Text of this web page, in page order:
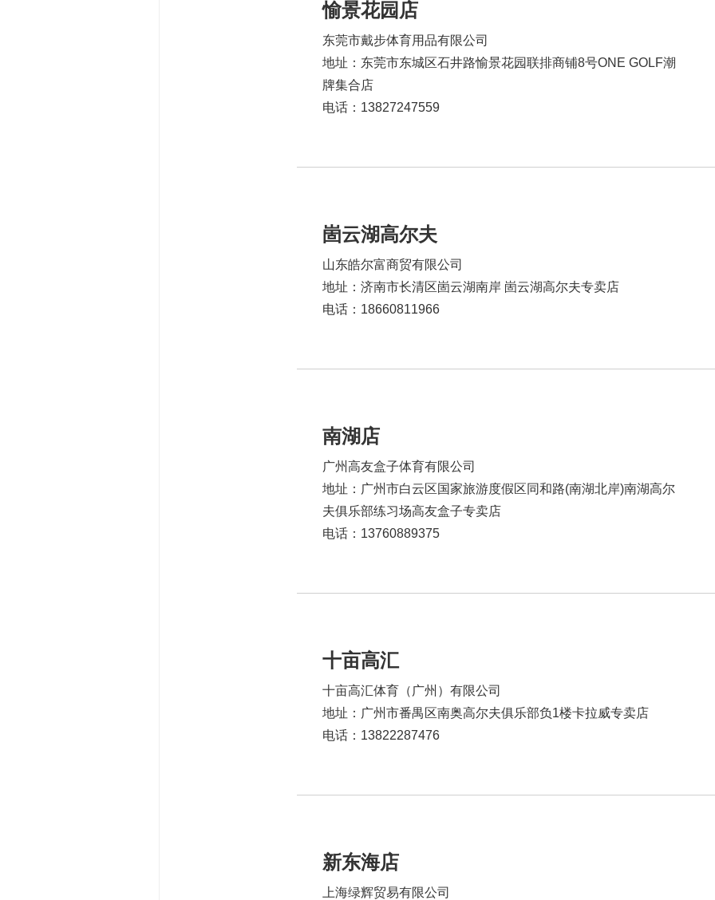
愉景花园店
东莞市戴步体育用品有限公司
地址：东莞市东城区石井路愉景花园联排商铺8号ONE GOLF潮
牌集合店
电话：13827247559
崮云湖高尔夫
山东皓尔富商贸有限公司
地址：济南市长清区崮云湖南岸 崮云湖高尔夫专卖店
电话：18660811966
南湖店
广州高友盒子体育有限公司
地址：广州市白云区国家旅游度假区同和路(南湖北岸)南湖高尔
夫俱乐部练习场高友盒子专卖店
电话：13760889375
十亩高汇
十亩高汇体育（广州）有限公司
地址：广州市番禺区南奥高尔夫俱乐部负1楼卡拉威专卖店
电话：13822287476
新东海店
上海绿辉贸易有限公司